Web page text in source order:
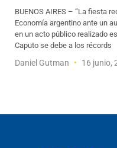
BUENOS AIRES – “La fiesta
Economía argentino ante un
en un acto público realizado
Caputo se debe a los récords
Daniel Gutman 16 junio,